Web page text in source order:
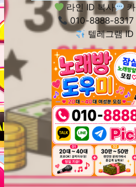
라인 ID 복사
010-8888-8317
텔레그램 ID